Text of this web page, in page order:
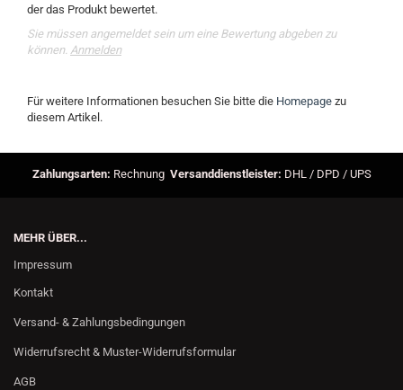
der das Produkt bewertet.
Sie müssen angemeldet sein um eine Bewertung abgeben zu
können. Anmelden
Für weitere Informationen besuchen Sie bitte die Homepage zu
diesem Artikel.
Zahlungsarten: Rechnung Versanddienstleister: DHL / DPD / UPS
MEHR ÜBER...
Impressum
Kontakt
Versand- & Zahlungsbedingungen
Widerrufsrecht & Muster-Widerrufsformular
AGB